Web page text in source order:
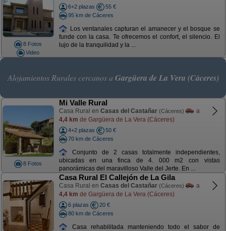
8 Fotos
Video
6+2 plazas
55 €
95 km de Cáceres
Los ventanales capturan el amanecer y el bosque se
funde con la casa. Te ofrecemos el confort, el silencio. El
lujo de la tranquilidad y la ...
Alojamientos Rurales cercanos a Gargüera de La Vera (Cáceres)
8 Fotos
Mi Valle Rural
Casa Rural en Casas del Castañar (Cáceres)
a
4,4 km de Gargüera de La Vera (Cáceres)
4+2 plazas
50 €
70 km de Cáceres
Conjunto de 2 casas totalmente independientes,
ubicadas en una finca de 4. 000 m2 con vistas
panorámicas del maravilloso Valle del Jerte. En ...
Casa Rural El Callejón de La Gila
Casa Rural en Casas del Castañar (Cáceres)
a
4,4 km de Gargüera de La Vera (Cáceres)
6 plazas
20 €
80 km de Cáceres
Casa rehabilitada manteniendo todo el sabor de